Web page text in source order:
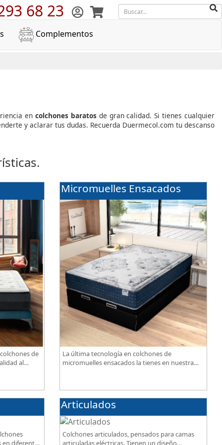
68 23
Complementos
en colchones baratosde gran calidad. Si tienes cualquier
y aclarar tus dudas. Recuerda Duermecol.com tu descanso
de
al
Micromuelles Ensacados
La última tecnología en colchones de
micromuelles ensacados la tienes en nuestra
diferentes
Articulados
Colchones articulados, pensados para camas
articuladas eléctricas. Tienen un diseño